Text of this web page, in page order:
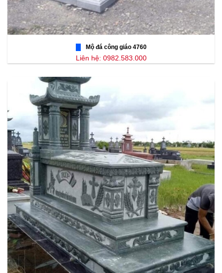
Mộ đá công giáo 4760
Liên hệ: 0982.583.000